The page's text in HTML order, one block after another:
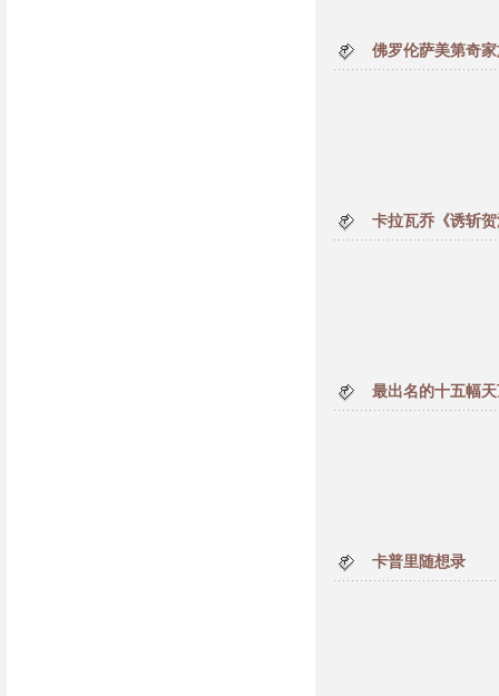
佛罗伦萨美第奇
卡拉瓦乔《诱斩
最出名的十五幅
卡普里随想录